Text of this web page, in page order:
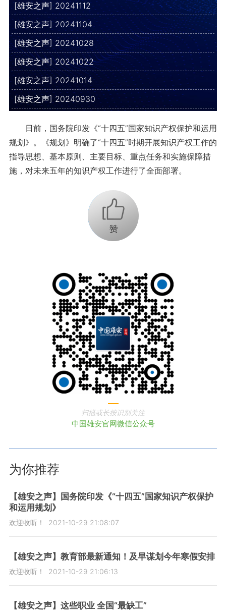
[雄安之声] 20241112
[雄安之声] 20241104
[雄安之声] 20241028
[雄安之声] 20241022
[雄安之声] 20241014
[雄安之声] 20240930
日前，国务院印发《“十四五”国家知识产权保护和运用
规划》。《规划》明确了“十四五”时期开展知识产权工作的
指导思想、基本原则、主要目标、重点任务和实施保障措
施，对未来五年的知识产权工作进行了全面部署。
+1
扫描或长按识别关注
中国雄安官网微信公众号
为你推荐
【雄安之声】国务院印发《“十四五”国家知识产权保护
和运用规划》
欢迎收听！ 2021-10-29 21:08:07
【雄安之声】教育部最新通知！及早谋划今年寒假安排
欢迎收听！ 2021-10-29 21:06:13
【雄安之声】这些职业 全国“最缺工”